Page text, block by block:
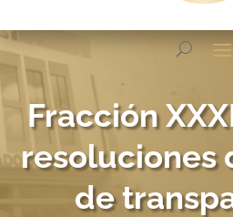
Fracción
resoluciones
de